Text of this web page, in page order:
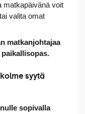
matkapäivänä voit
valita omat
matkanjohtajaa
paikallisopas.
syytä
sopivalla